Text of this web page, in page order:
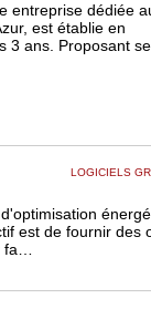
entreprise dédiée
est établie en
3 ans. Proposant
LOGICIELS
est de fournir des